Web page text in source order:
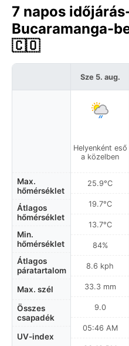
7 napos
Bucaramanga-
🇨🇴
Max.
hőmérséklet
Átlagos
hőmérséklet
Min.
hőmérséklet
Átlagos
páratartalom
Max. szél
Összes
csapadék
UV-index
Sze 5. aug.
Helyenként eső
a közelben
25.9°C
19.7°C
13.7°C
84%
8.6 kph
33.3 mm
9.0
05:46 AM